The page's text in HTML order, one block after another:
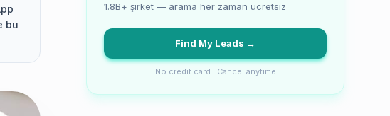
bu
1.8B+ şirket — arama her zaman ücretsiz
Find My Leads →
No credit card · Cancel anytime